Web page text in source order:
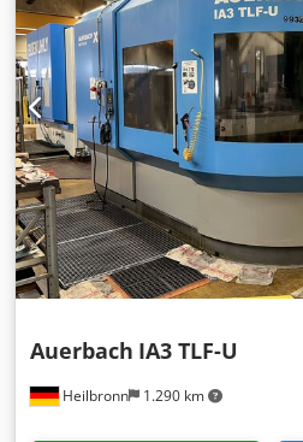
мм, растојание на движење Z-
брзина на вретеното:
4.200 обр/
дупчење: 30 мм, Опрема:
бесконечно варирање
Heilbronn 1.290 km
Auerbach IA3 TLF-U